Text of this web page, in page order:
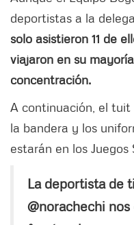
deportistas a la
solo asistieron 11 de
viajaron en su
concentración.
A continuación, el
la bandera y los
estarán en los Juegos
La deportista de
@norachechi